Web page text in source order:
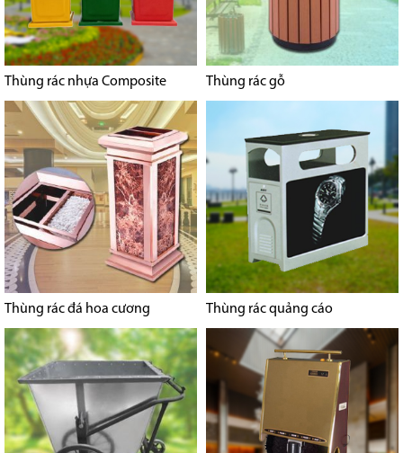
Thùng rác nhựa Composite Thùng rác gỗ
Thùng rác đá hoa cương Thùng rác quảng cáo